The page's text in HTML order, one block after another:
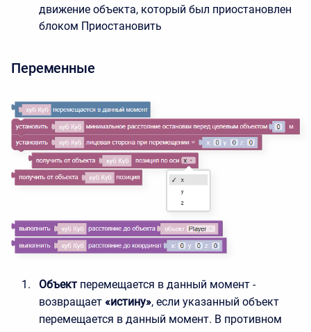
движение объекта, который был приостановлен
блоком Приостановить
Переменные
Объект перемещается в данный момент -
возвращает «истину», если указанный объект
перемещается в данный момент. В противном